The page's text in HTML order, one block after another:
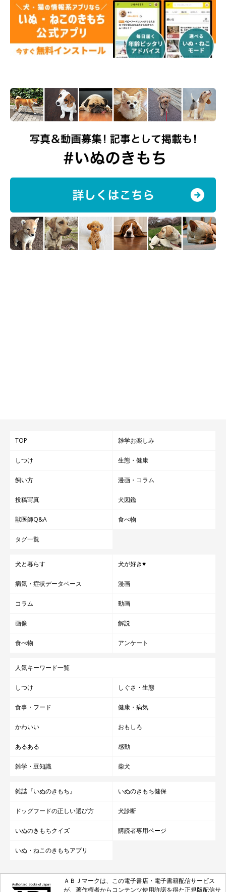
TOP 雑学お楽しみ
しつけ 生態・健康
飼い方 漫画・コラム
投稿写真 犬図鑑
獣医師Q&A 食べ物
タグ一覧
犬と暮らす 犬が好き♥
病気・症状データベース 漫画
コラム 動画
画像 解説
食べ物 アンケート
人気キーワード一覧
しつけ しぐさ・生態
食事・フード 健康・病気
かわいい おもしろ
あるある 感動
雑学・豆知識 柴犬
雑誌『いぬのきもち』 いぬのきもち健保
ドッグフードの正しい選び方 犬診断
いぬのきもちクイズ 購読者専用ページ
いぬ・ねこのきもちアプリ
ＡＢＪマークは、この電子書店・電子書籍配信サービス
が、著作権者からコンテンツ使用許諾を得た正規版配信サ